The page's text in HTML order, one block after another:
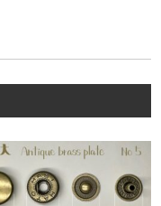
なメーカーがありま
メーカーを使っても
によって、わずかに
)・Postの形状(絞り